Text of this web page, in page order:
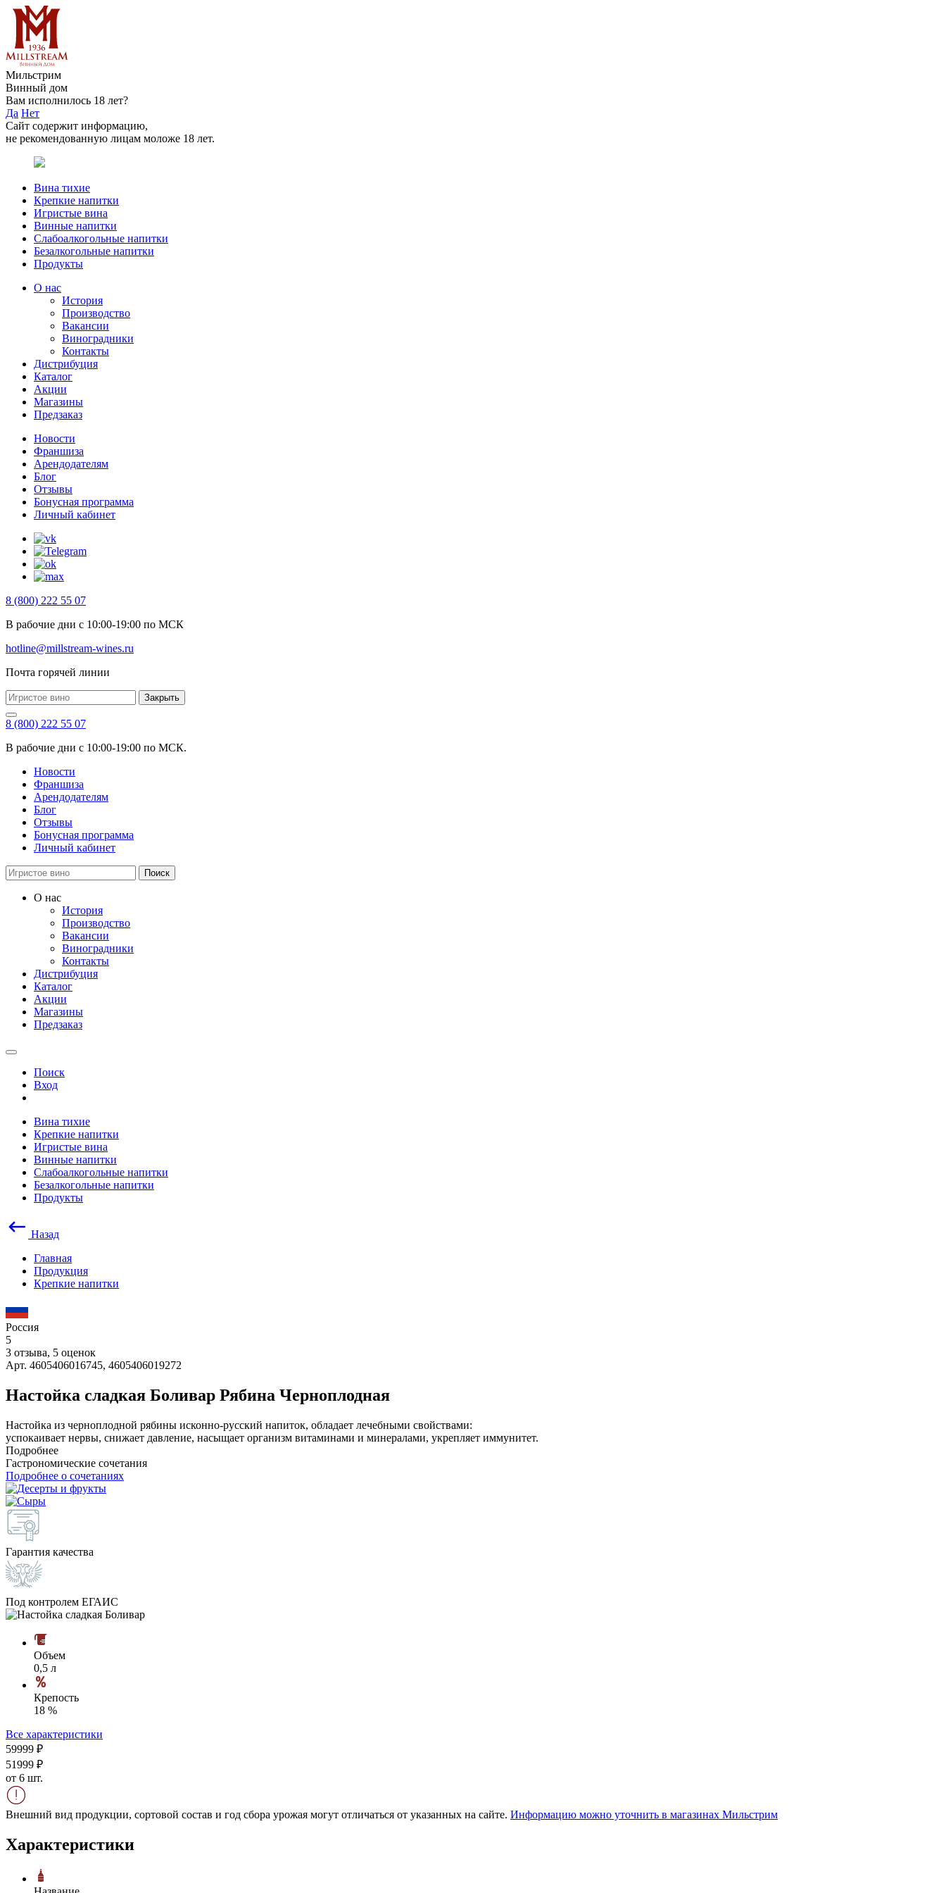
Мильстрим
Винный дом
Вам исполнилось 18 лет?
Да Нет
Сайт содержит информацию,
не рекомендованную лицам моложе 18 лет.
Вина тихие
Крепкие напитки
Игристые вина
Винные напитки
Слабоалкогольные напитки
Безалкогольные напитки
Продукты
О нас
История
Производство
Вакансии
Виноградники
Контакты
Дистрибуция
Каталог
Акции
Магазины
Предзаказ
Новости
Франшиза
Арендодателям
Блог
Отзывы
Бонусная программа
Личный кабинет
8 (800) 222 55 07
В рабочие дни с 10:00-19:00 по МСК
hotline@millstream-wines.ru
Почта горячей линии
Закрыть
8 (800) 222 55 07
В рабочие дни с 10:00-19:00 по МСК.
Новости
Франшиза
Арендодателям
Блог
Отзывы
Бонусная программа
Личный кабинет
Поиск
О нас
История
Производство
Вакансии
Виноградники
Контакты
Дистрибуция
Каталог
Акции
Магазины
Предзаказ
Поиск
Вход
Вина тихие
Крепкие напитки
Игристые вина
Винные напитки
Слабоалкогольные напитки
Безалкогольные напитки
Продукты
Назад
Главная
Продукция
Крепкие напитки
Россия
5
3 отзыва, 5 оценок
Арт. 4605406016745, 4605406019272
Настойка сладкая Боливар Рябина Черноплодная
Настойка из черноплодной рябины исконно-русский напиток, обладает лечебными свойствами:
успокаивает нервы, снижает давление, насыщает организм витаминами и минералами, укрепляет иммунитет.
Подробнее
Гастрономические сочетания
Подробнее о сочетаниях
Гарантия качества
Под контролем ЕГАИС
Объем
0,5 л
Крепость
18 %
Все характеристики
59999 ₽
51999 ₽
от 6 шт.
Внешний вид продукции, сортовой состав и год сбора урожая могут отличаться от указанных на сайте. Информацию можно уточнить в магазинах Мильстрим
Характеристики